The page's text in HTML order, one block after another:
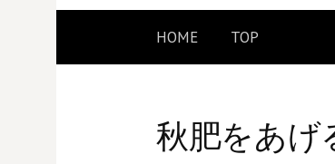
HOME TOP
秋肥をあげ